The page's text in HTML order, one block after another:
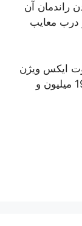
راندمان آن
درب معایب
فریزر ساید بای ساید 20 فوت ایکس ویژن
مدل TS551-AWD/TS551-ASD حدود 19 میلیون و